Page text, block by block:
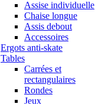
Assise individuelle
Chaise longue
Assis debout
Accessoires
Ergots anti-skate
Tables
Carrées et
rectangulaires
Rondes
Jeux